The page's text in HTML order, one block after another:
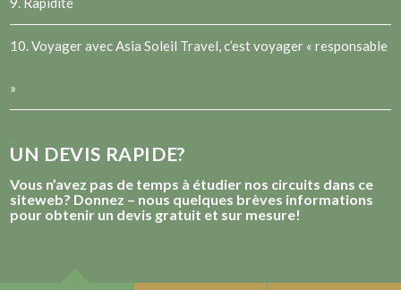
10. Voyager avec Asia Soleil Travel, c’est voyager « responsable
»
UN DEVIS RAPIDE?
Vous n’avez pas de temps à étudier nos circuits dans ce
siteweb? Donnez – nous quelques brèves informations
pour obtenir un devis gratuit et sur mesure!